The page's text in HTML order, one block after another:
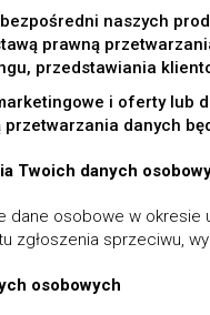
naszych
prawną
przedstawiania
i oferty
przetwarzania danych
Twoich danych
dane osobowe w okresie
zgłoszenia sprzeciwu,
osobowych